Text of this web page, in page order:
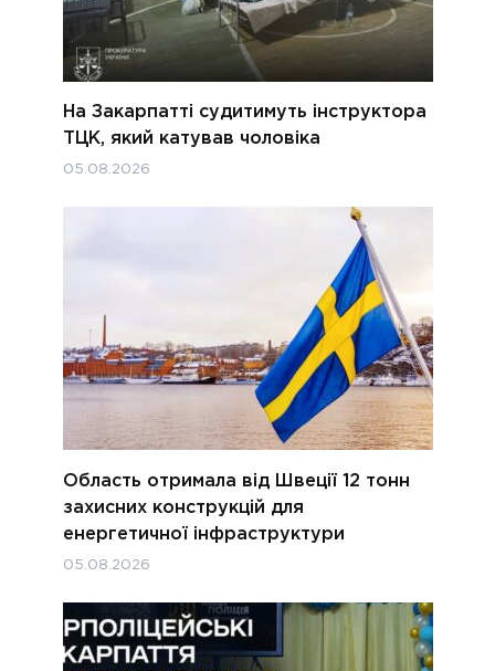
На Закарпатті судитимуть інструктора
ТЦК, який катував чоловіка
05.08.2026
Область отримала від Швеції 12 тонн
захисних конструкцій для
енергетичної інфраструктури
05.08.2026